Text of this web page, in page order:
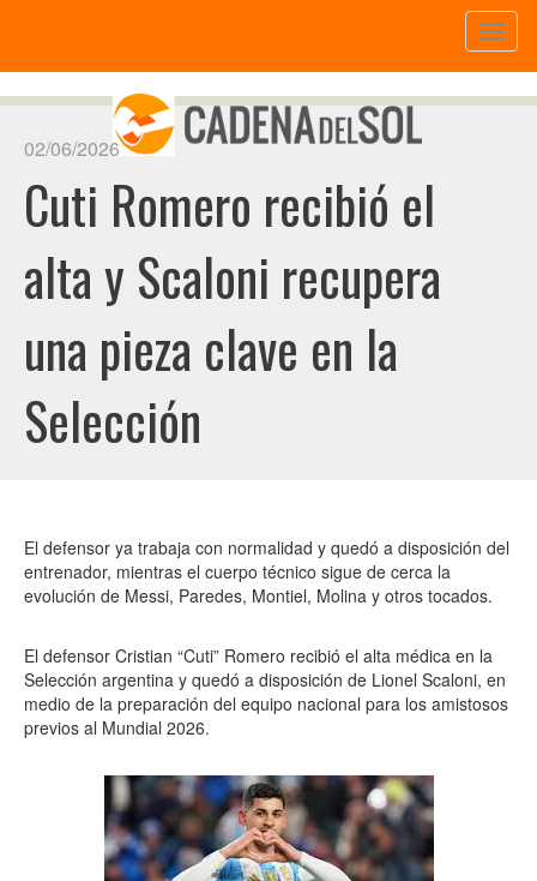
02/06/2026
Cuti Romero recibió el
alta y Scaloni recupera
una pieza clave en la
Selección
El defensor ya trabaja con normalidad y quedó a disposición del
entrenador, mientras el cuerpo técnico sigue de cerca la
evolución de Messi, Paredes, Montiel, Molina y otros tocados.
El defensor Cristian “Cuti” Romero recibió el alta médica en la
Selección argentina y quedó a disposición de Lionel Scaloni, en
medio de la preparación del equipo nacional para los amistosos
previos al Mundial 2026.